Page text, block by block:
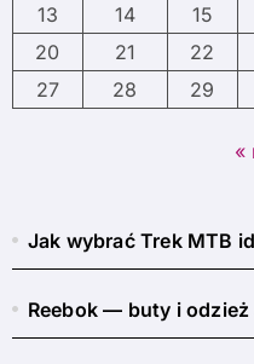
13
14 15
20
21 22
27
28 29
«
Jak wybrać Trek MTB
Reebok — buty i